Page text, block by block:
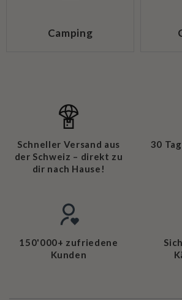
Camping
Schneller Versand aus
der Schweiz – direkt zu
dir nach Hause!
30
150'000+ zufriedene
Kunden